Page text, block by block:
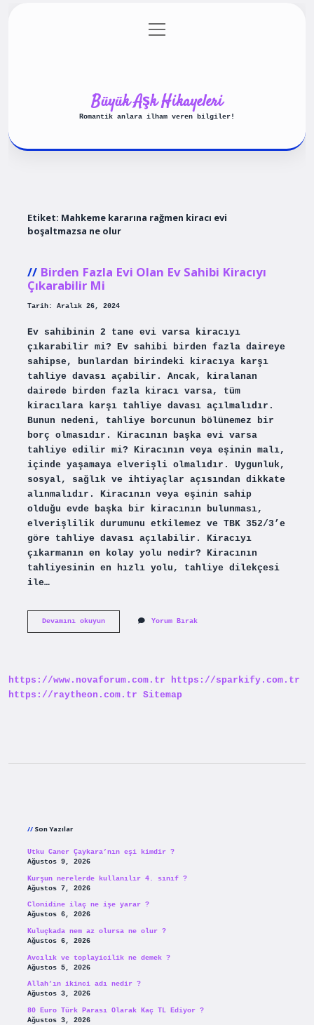
Gizlilik Politikası
menüyü
aç
Büyük Aşk Hikayeleri
Romantik anlara ilham veren bilgiler!
Etiket: Mahkeme kararına rağmen kiracı evi
boşaltmazsa ne olur
Birden Fazla Evi Olan Ev Sahibi Kiracıyı
Çıkarabilir Mi
Tarih: Aralık 26, 2024
Ev sahibinin 2 tane evi varsa kiracıyı
çıkarabilir mi? Ev sahibi birden fazla daireye
sahipse, bunlardan birindeki kiracıya karşı
tahliye davası açabilir. Ancak, kiralanan
dairede birden fazla kiracı varsa, tüm
kiracılara karşı tahliye davası açılmalıdır.
Bunun nedeni, tahliye borcunun bölünemez bir
borç olmasıdır. Kiracının başka evi varsa
tahliye edilir mi? Kiracının veya eşinin malı,
içinde yaşamaya elverişli olmalıdır. Uygunluk,
sosyal, sağlık ve ihtiyaçlar açısından dikkate
alınmalıdır. Kiracının veya eşinin sahip
olduğu evde başka bir kiracının bulunması,
elverişlilik durumunu etkilemez ve TBK 352/3’e
göre tahliye davası açılabilir. Kiracıyı
çıkarmanın en kolay yolu nedir? Kiracının
tahliyesinin en hızlı yolu, tahliye dilekçesi
ile…
Devamını okuyunBirden
Kiracıyı
Mi
Yorum Bırak
https://www.novaforum.com.tr
https://sparkify.com.tr
https://raytheon.com.tr Sitemap
Son Yazılar
Utku Caner Çaykara’nın eşi kimdir ?
Ağustos 9, 2026
Kurşun nerelerde kullanılır 4. sınıf ?
Ağustos 7, 2026
Clonidine ilaç ne işe yarar ?
Ağustos 6, 2026
Kuluçkada nem az olursa ne olur ?
Ağustos 6, 2026
Avcılık ve toplayicilik ne demek ?
Ağustos 5, 2026
Allah’ın ikinci adı nedir ?
Ağustos 3, 2026
80 Euro Türk Parası Olarak Kaç TL Ediyor ?
Ağustos 3, 2026